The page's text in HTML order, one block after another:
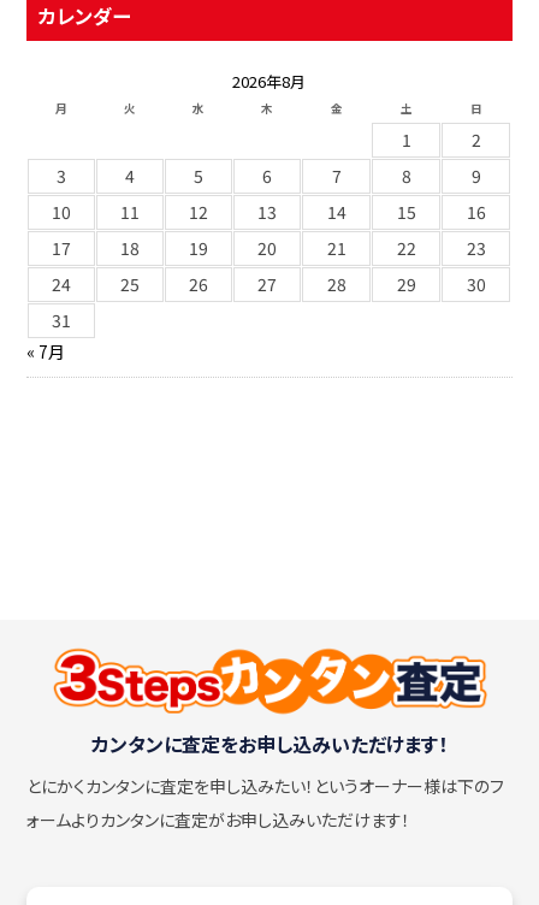
カレンダー
2026年8月
月 火 水 木 金 土 日
1
2
3
4 5 6 7 8
9
10
11 12 13 14 15
16
17
18 19 20 21 22
23
24
25 26 27 28 29
30
31
« 7月
カンタンに査定をお申し込みいただけます！
とにかくカンタンに査定を申し込みたい！ というオーナー様は下のフ
ォームよりカンタンに査定がお申し込みいただけます！